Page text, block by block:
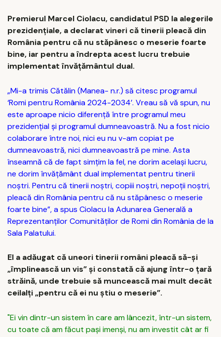
Premierul Marcel Ciolacu, candidatul PSD la alegerile
prezidenţiale, a declarat vineri că tinerii pleacă din
România pentru că nu stăpânesc o meserie foarte
bine, iar pentru a îndrepta acest lucru trebuie
implementat învăţământul dual.
„Mi-a trimis Cătălin (Manea- n.r.) să citesc programul
‘Romi pentru România 2024-2034’. Vreau să vă spun, nu
este aproape nicio diferenţă între programul meu
prezidenţial şi programul dumneavoastră. Nu a fost nicio
colaborare între noi, nici eu nu v-am copiat pe
dumneavoastră, nici dumneavoastră pe mine. Asta
înseamnă că de fapt simţim la fel, ne dorim acelaşi lucru,
ne dorim învăţământ dual implementat pentru tinerii
noştri. Pentru că tinerii noştri, copiii noştri, nepoţii noştri,
pleacă din România pentru că nu stăpânesc o meserie
foarte bine”, a spus Ciolacu la Adunarea Generală a
Reprezentanţilor Comunităţilor de Romi din România de la
Sala Palatului.
El a adăugat că uneori tinerii români pleacă să-şi
„împlinească un vis” şi constată că ajung într-o ţară
străină, unde trebuie să muncească mai mult decât
ceilalţi „pentru că ei nu ştiu o meserie”.
"Ei vin dintr-un sistem în care am lâncezit, într-un sistem,
cu toate că am făcut paşi imenşi, nu am investit cât ar fi